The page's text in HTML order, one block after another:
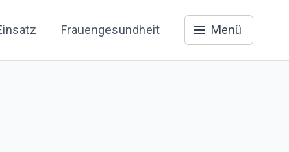
Frauengesundheit Menü